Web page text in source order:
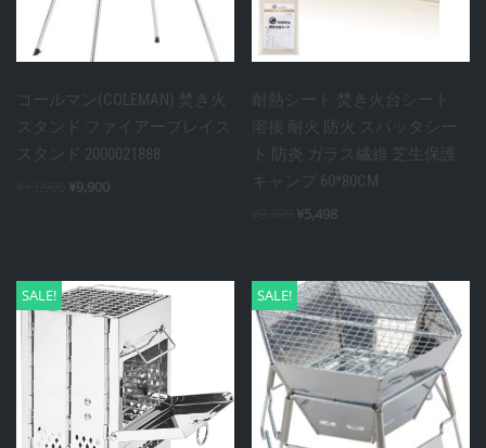
コールマン(COLEMAN) 焚き火
スタンド ファイアープレイス
スタンド 2000021888
¥9,900
耐熱シート 焚き火台シート
溶接 耐火 防火 スパッタシー
ト 防炎 ガラス繊維 芝生保護
キャンプ 60*80CM
¥5,498
SALE! SALE!